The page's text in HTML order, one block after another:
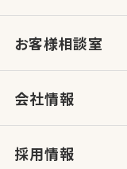
お客様相談室
会社情報
採用情報